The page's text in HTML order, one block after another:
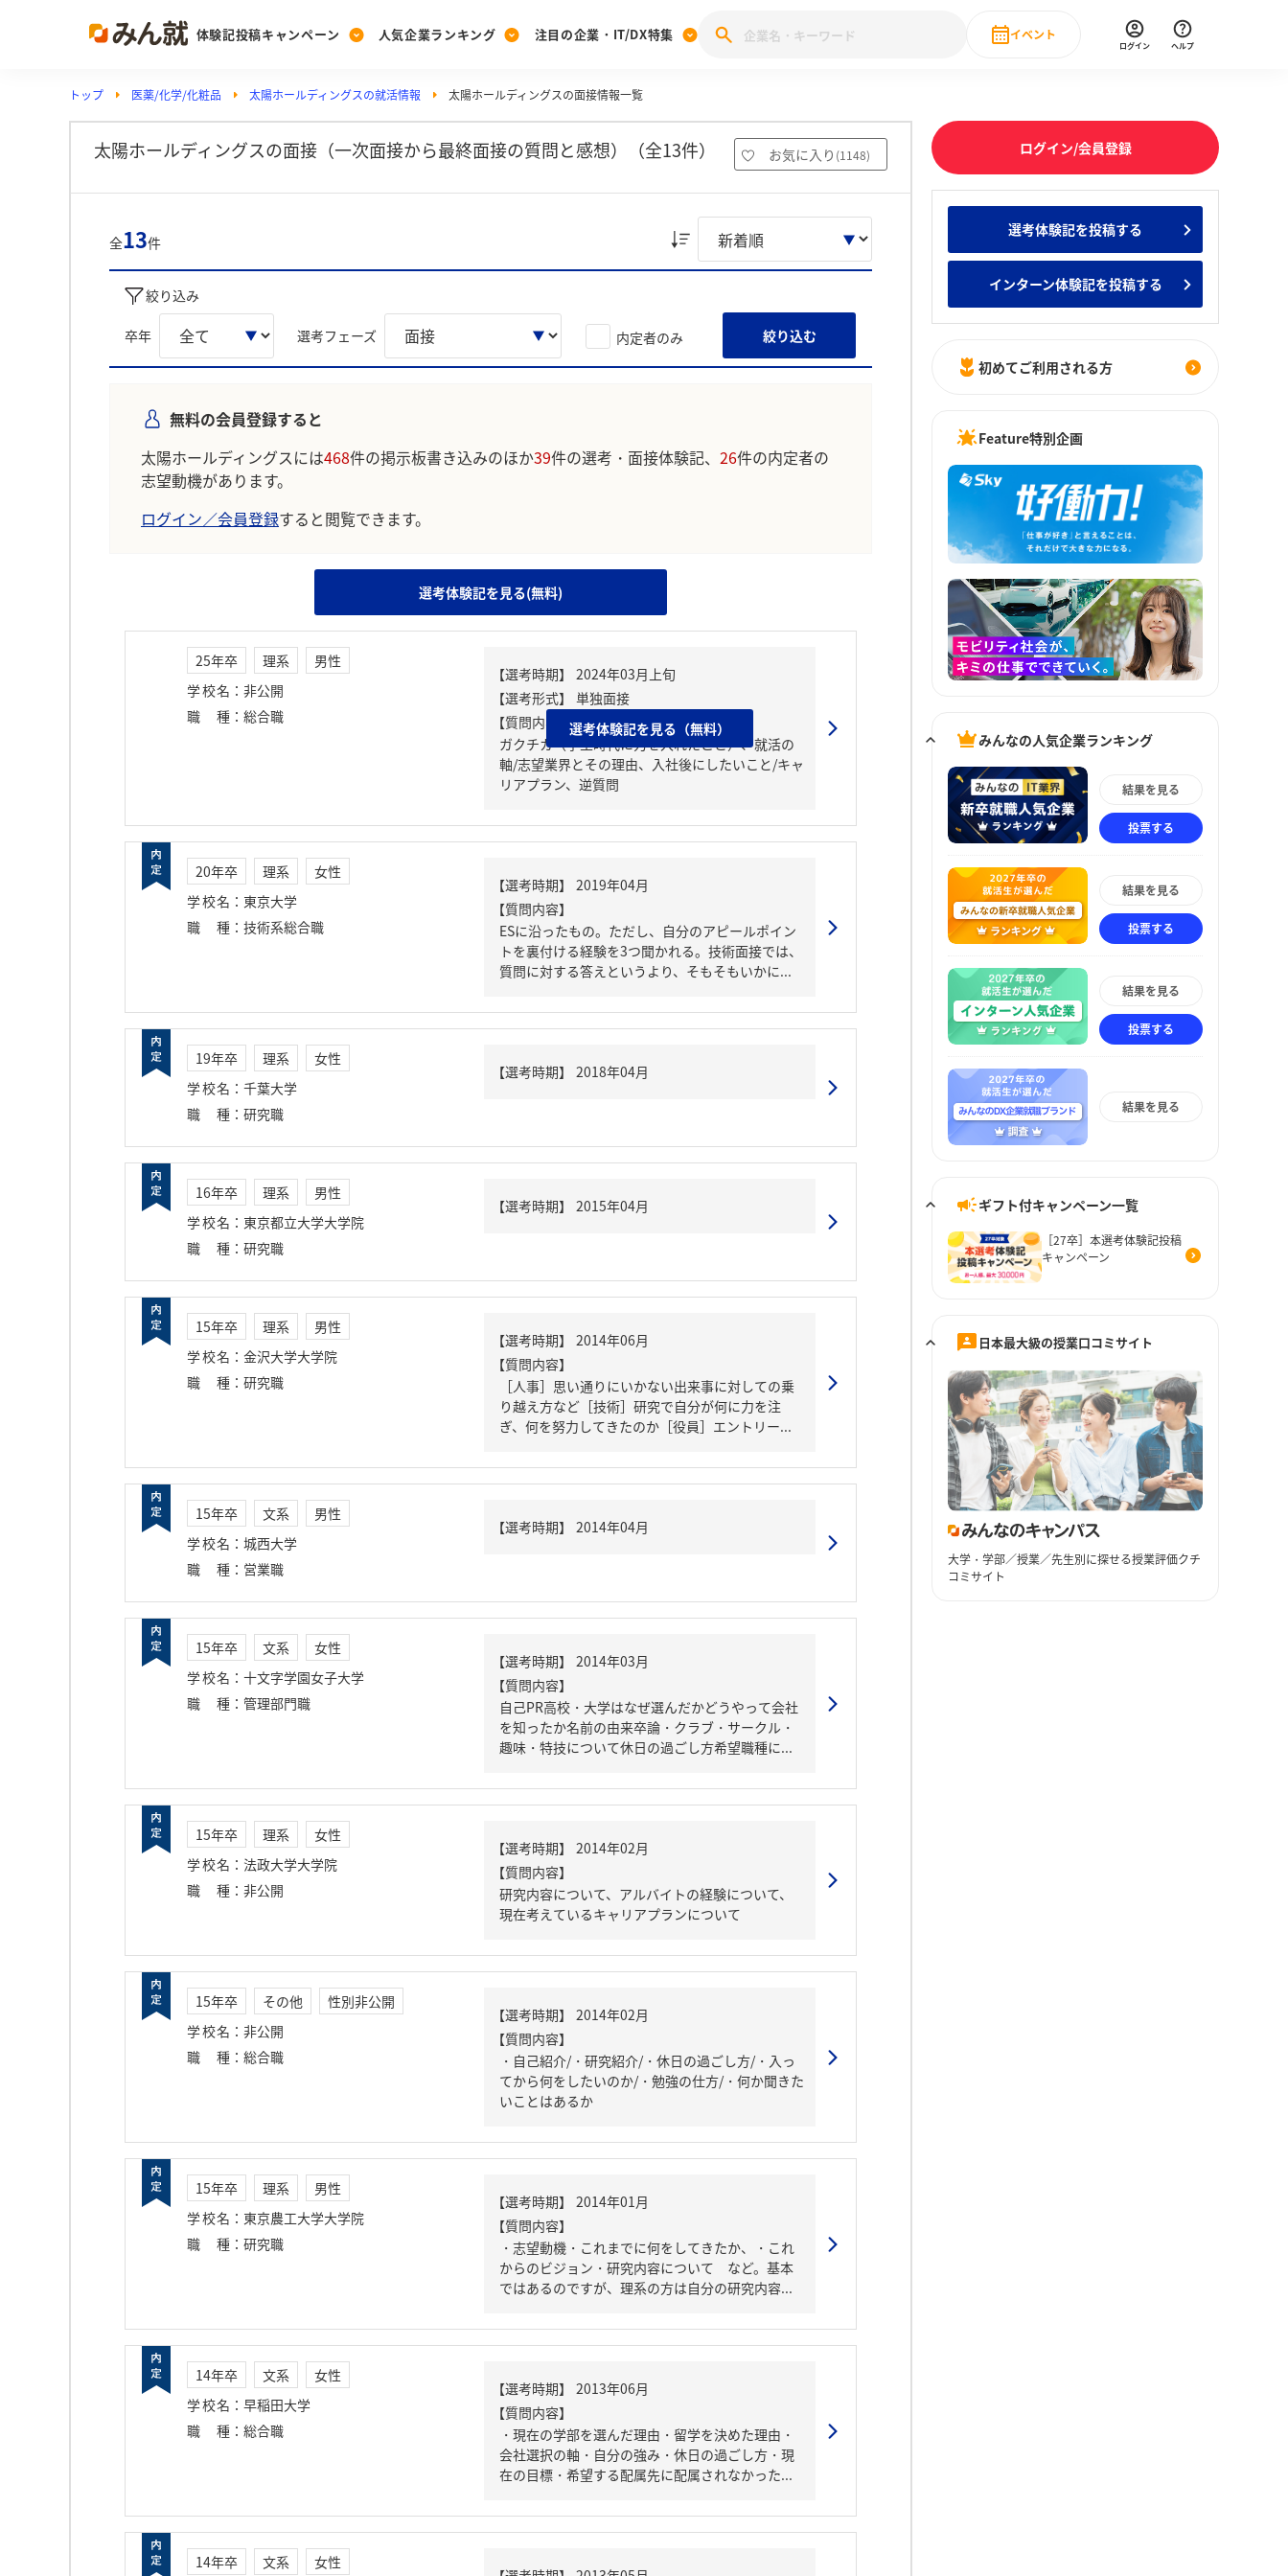
体験記投稿キャンペーン
Post
投稿する
[27卒] 本選考体験記投稿キャンペーン
人気企業ランキング
Ranking
ランキングを見る
みんなのDX企業就職ブランド調査
みんなのIT業界新卒就職人気企業ランキング みんなの新卒就職人気企業ランキング みんなのインターン人気企業ランキ
注目の企業・IT/DX特集
PickUp
注目の企業特集
28卒 IT・DX企業特集 27卒 IT・DX企業特集 28卒 IT・DX現場社員インタビュー
動画で知ろう！業界・企業研究
イベント
直近のイベント一覧
ログイン ヘルプ
トップ 医薬/化学/化粧品 太陽ホールディングスの就活情報 太陽ホールディングスの面接情報一覧
太陽ホールディングスの面接（一次面接から最終面接の質問と感想）（全13件） お気に入り (1148)
全13件
絞り込み
卒年 選考フェーズ 内定者のみ 絞り込む
無料の会員登録すると
太陽ホールディングスには468件の掲示板書き込みのほか39件の選考・面接体験記、 26件の内定者の
志望動機があります。
ログイン／会員登録すると閲覧できます。
選考体験記を見る(無料)
25年卒 理系
男性
学校名 ： 非公開
職種 ： 総合職
【質問内容・課題】
ガクチカ（学生時代に力を入れたこと）、就活の
軸/志望業界とその理由、入社後にしたいこと/キャ
リアプラン、逆質問
選考体験記を見る（無料）
20年卒 理系
女性
学校名 ： 東京大学
職種 ： 技術系総合職
【質問内容】
ESに沿ったもの。ただし、自分のアピールポイン
トを裏付ける経験を3つ聞かれる。技術面接では、
質問に対する答えというより、そもそもいかに...
19年卒 理系
女性
学校名 ： 千葉大学
職種 ： 研究職
16年卒 理系
男性
学校名 ： 東京都立大学大学院
職種 ： 研究職
15年卒 理系
男性
学校名 ： 金沢大学大学院
職種 ： 研究職
【質問内容】
［人事］思い通りにいかない出来事に対しての乗
り越え方など［技術］研究で自分が何に力を注
ぎ、何を努力してきたのか［役員］エントリー...
15年卒 文系
男性
学校名 ： 城西大学
職種 ： 営業職
15年卒 文系
女性
学校名 ： 十文字学園女子大学
職種 ： 管理部門職
【質問内容】
自己PR高校・大学はなぜ選んだかどうやって会社
を知ったか名前の由来卒論・クラブ・サークル・
趣味・特技について休日の過ごし方希望職種に...
15年卒 理系
女性
学校名 ： 法政大学大学院
職種 ： 非公開
【質問内容】
研究内容について、アルバイトの経験について、
現在考えているキャリアプランについて
15年卒 その他
性別非公開
学校名 ： 非公開
職種 ： 総合職
【質問内容】
・自己紹介/・研究紹介/・休日の過ごし方/・入っ
てから何をしたいのか/・勉強の仕方/・何か聞きた
いことはあるか
15年卒 理系
男性
学校名 ： 東京農工大学大学院
職種 ： 研究職
【質問内容】
・志望動機・これまでに何をしてきたか、・これ
からのビジョン・研究内容について など。基本
ではあるのですが、理系の方は自分の研究内容...
14年卒 文系
女性
学校名 ： 早稲田大学
職種 ： 総合職
【質問内容】
・現在の学部を選んだ理由・留学を決めた理由・
会社選択の軸・自分の強み・休日の過ごし方・現
在の目標・希望する配属先に配属されなかった...
14年卒 文系 女性
ログイン/会員登録
選考体験記を投稿する
インターン体験記を投稿する
初めてご利用される方
Feature特別企画
みんなの人気企業ランキング
結果を見る
投票する
結果を見る
投票する
結果を見る
投票する
結果を見る
ギフト付キャンペーン一覧
［27卒］本選考体験記投稿
キャンペーン
日本最大級の授業口コミサイト
大学・学部／授業／先生別に探せる授業評価クチ
コミサイト